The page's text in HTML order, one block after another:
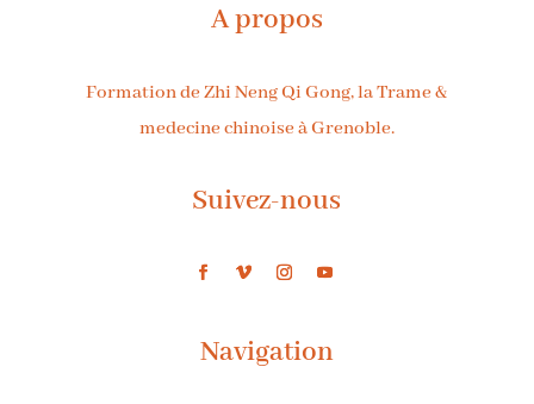
A propos
Formation de Zhi Neng Qi Gong, la Trame &
medecine chinoise à Grenoble.
Suivez-nous
Navigation